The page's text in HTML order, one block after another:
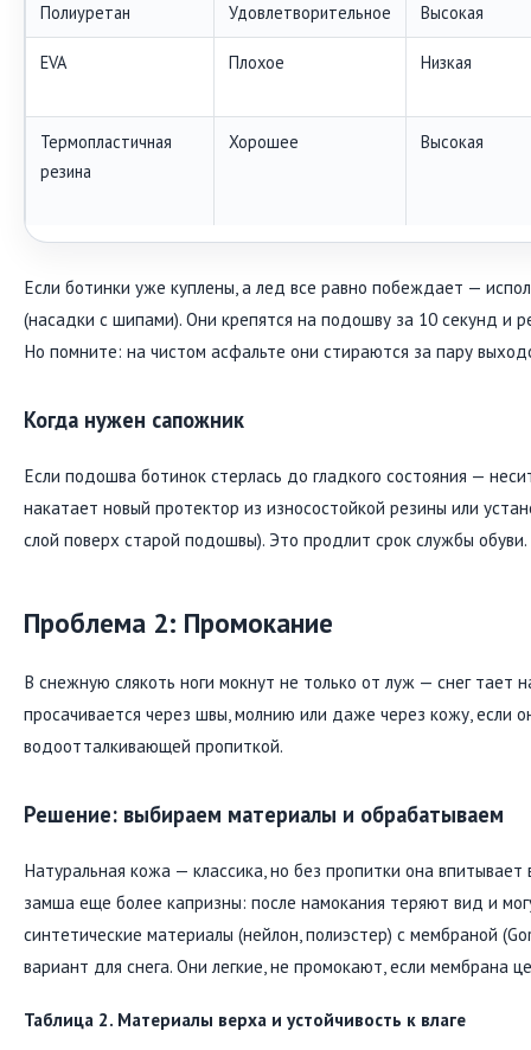
Полиуретан Удовлетворительное Высокая
EVA Плохое Низкая
Термопластичная
резина
Хорошее Высокая
Если ботинки уже куплены, а лед все равно побеждает —
(насадки с шипами). Они крепятся на подошву за 10 секунд и
Но помните: на чистом асфальте они стираются за пару
Когда нужен сапожник
Если подошва ботинок стерлась до гладкого состояния —
накатает новый протектор из износостойкой резины или
слой поверх старой подошвы). Это продлит срок службы обуви.
Проблема 2: Промокание
В снежную слякоть ноги мокнут не только от луж — снег тает
просачивается через швы, молнию или даже через кожу, если
водоотталкивающей пропиткой.
Решение: выбираем материалы и обрабатываем
Натуральная кожа — классика, но без пропитки она впитывает
замша еще более капризны: после намокания теряют вид и
синтетические материалы (нейлон, полиэстер) с мембраной
вариант для снега. Они легкие, не промокают, если мембрана
Таблица 2. Материалы верха и устойчивость к влаге